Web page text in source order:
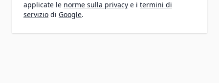
applicate le norme sulla privacy e i termini di
servizio di Google.